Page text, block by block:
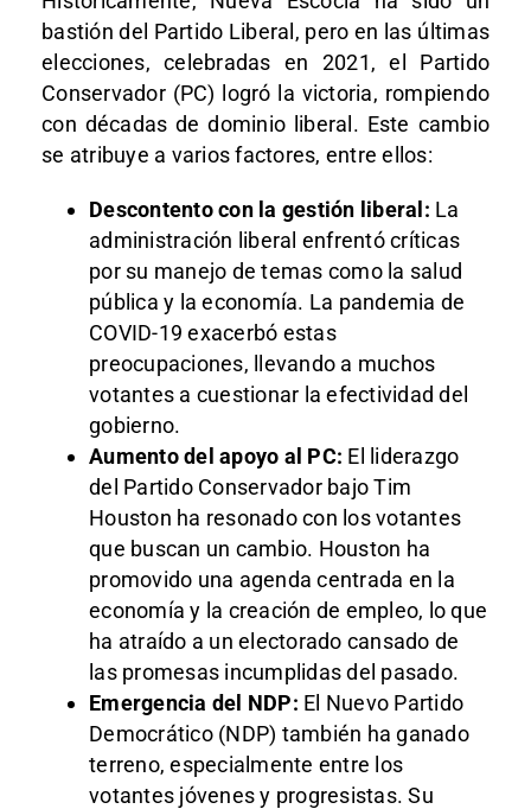
bastión del Partido Liberal, pero en las últimas
elecciones, celebradas en 2021, el Partido
Conservador (PC) logró la victoria, rompiendo
con décadas de dominio liberal. Este cambio
se atribuye a varios factores, entre ellos:
Descontento con la gestión liberal: La
administración liberal enfrentó críticas
por su manejo de temas como la salud
pública y la economía. La pandemia de
COVID-19 exacerbó estas
preocupaciones, llevando a muchos
votantes a cuestionar la efectividad del
gobierno.
Aumento del apoyo al PC: El liderazgo
del Partido Conservador bajo Tim
Houston ha resonado con los votantes
que buscan un cambio. Houston ha
promovido una agenda centrada en la
economía y la creación de empleo, lo que
ha atraído a un electorado cansado de
las promesas incumplidas del pasado.
Emergencia del NDP: El Nuevo Partido
Democrático (NDP) también ha ganado
terreno, especialmente entre los
votantes jóvenes y progresistas. Su